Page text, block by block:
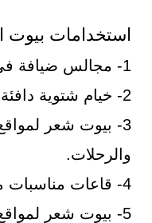
استخدامات بيوت
1- مجالس ضيافة في المزارع والاستراحات.
2- خيام شتوية دافئة لعزائم العائلات والتجمعات.
3- بيوت شعر
والرحلات.
4- قاعات مناسبات مؤقتة أو دائمة.
5- بيوت شعر لمواقع التصوير والمهرجانات.